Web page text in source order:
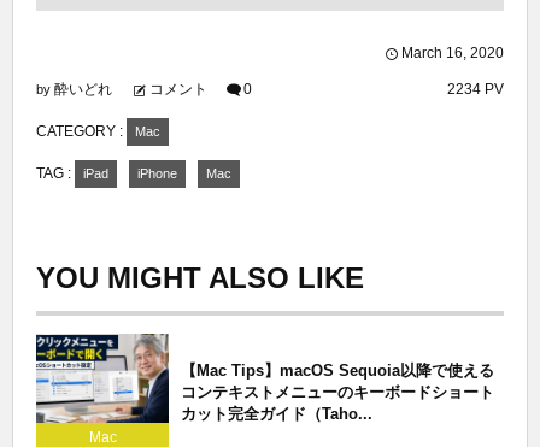
March 16, 2020
by 酔いどれ コメント 0 2234 PV
CATEGORY : Mac
TAG : iPad iPhone Mac
YOU MIGHT ALSO LIKE
Mac
【Mac Tips】macOS Sequoia以降で使える
コンテキストメニューのキーボードショート
カット完全ガイド（Taho...